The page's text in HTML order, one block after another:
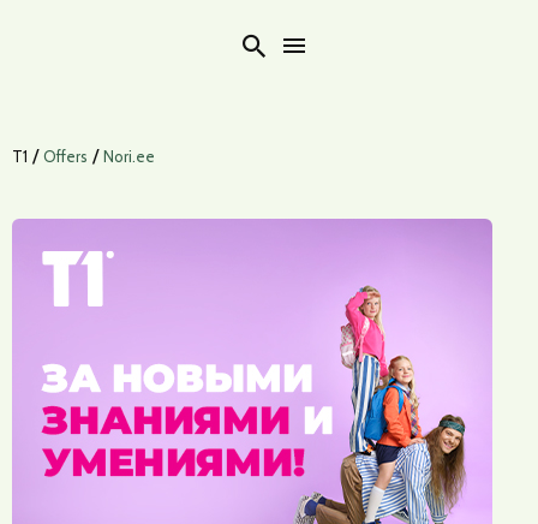
Search
T1 / Offers / Nori.ee